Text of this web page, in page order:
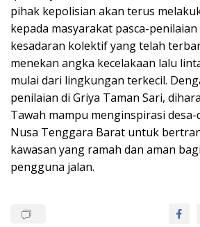
pihak kepolisian akan terus
kepada masyarakat pasca-
kesadaran kolektif yang telah
menekan angka kecelakaan lalu
mulai dari lingkungan terkecil.
penilaian di Griya Taman Sari,
Tawah mampu menginspirasi desa-
Nusa Tenggara Barat untuk
kawasan yang ramah dan aman
pengguna jalan.